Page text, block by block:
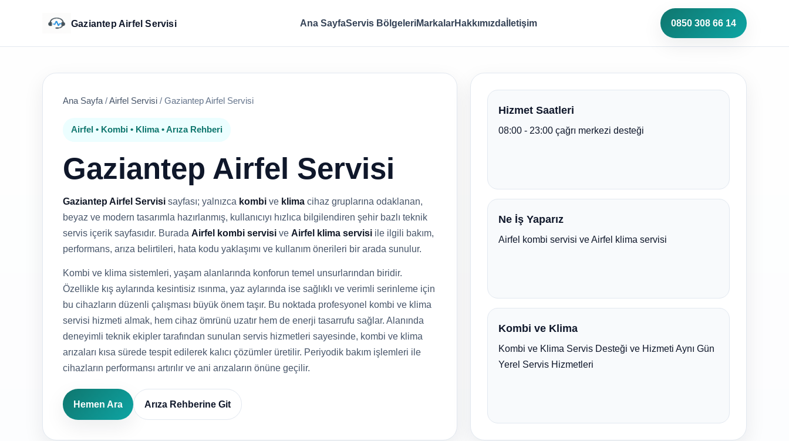
Gaziantep Airfel Servisi Ana SayfaServis BölgeleriMarkalarHakkımızdaİletişim 0850 308 66 14
Ana Sayfa /Airfel Servisi / Gaziantep Airfel Servisi
Airfel • Kombi • Klima • Arıza Rehberi
Gaziantep Airfel Servisi
Gaziantep Airfel Servisi sayfası; yalnızca kombi ve klima cihaz gruplarına odaklanan,
beyaz ve modern tasarımla hazırlanmış, kullanıcıyı hızlıca bilgilendiren şehir bazlı teknik
servis içerik sayfasıdır. Burada Airfel kombi servisi ve Airfel klima servisi ile ilgili bakım,
performans, arıza belirtileri, hata kodu yaklaşımı ve kullanım önerileri bir arada sunulur.
Kombi ve klima sistemleri, yaşam alanlarında konforun temel unsurlarından biridir.
Özellikle kış aylarında kesintisiz ısınma, yaz aylarında ise sağlıklı ve verimli serinleme için
bu cihazların düzenli çalışması büyük önem taşır. Bu noktada profesyonel kombi ve klima
servisi hizmeti almak, hem cihaz ömrünü uzatır hem de enerji tasarrufu sağlar. Alanında
deneyimli teknik ekipler tarafından sunulan servis hizmetleri sayesinde, kombi ve klima
arızaları kısa sürede tespit edilerek kalıcı çözümler üretilir. Periyodik bakım işlemleri ile
cihazların performansı artırılır ve ani arızaların önüne geçilir.
Hemen Ara Arıza Rehberine Git
Hizmet Saatleri
08:00 - 23:00 çağrı merkezi desteği
Ne İş Yaparız
Airfel kombi servisi ve Airfel klima servisi
Kombi ve Klima
Kombi ve Klima Servis Desteği ve Hizmeti Aynı Gün
Yerel Servis Hizmetleri